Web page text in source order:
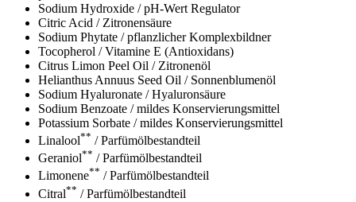
Sodium Hydroxide / pH-Wert Regulator
Citric Acid / Zitronensäure
Sodium Phytate / pflanzlicher Komplexbildner
Tocopherol / Vitamine E (Antioxidans)
Citrus Limon Peel Oil / Zitronenöl
Helianthus Annuus Seed Oil / Sonnenblumenöl
Sodium Hyaluronate / Hyaluronsäure
Sodium Benzoate / mildes Konservierungsmittel
Potassium Sorbate / mildes Konservierungsmittel
Linalool** / Parfümölbestandteil
Geraniol** / Parfümölbestandteil
Limonene** / Parfümölbestandteil
Citral** / Parfümölbestandteil